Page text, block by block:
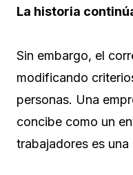
La historia
Sin embargo, el
modificando
personas. Una
concibe como un
trabajadores es